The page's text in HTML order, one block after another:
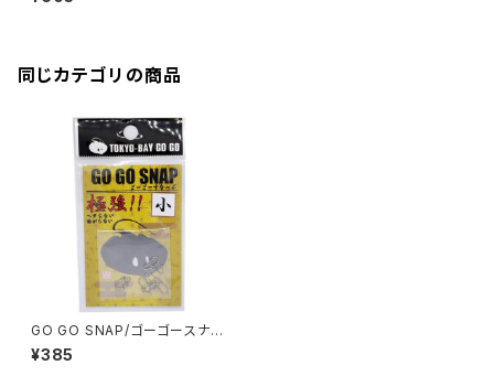
同じカテゴリの商品
GO GO SNAP/ゴーゴースナッ
プ SNAP−01〜04
¥385